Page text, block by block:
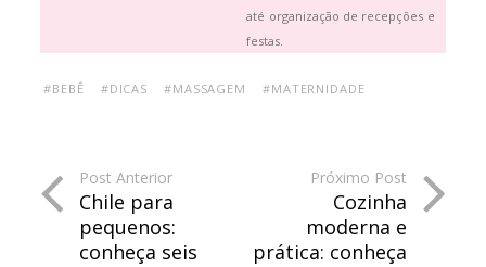
até organização de recepções e
festas.
#BEBÊ #DICAS #MASSAGEM #MATERNIDADE
Post Anterior
Chile para
pequenos:
conheça seis
Próximo Post
Cozinha
moderna e
prática: conheça